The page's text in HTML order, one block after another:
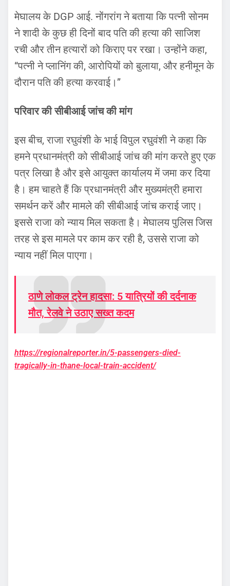
मेघालय के DGP आई. नोंगरांग ने बताया कि पत्नी सोनम
ने शादी के कुछ ही दिनों बाद पति की हत्या की साजिश
रची और तीन हत्यारों को किराए पर रखा। उन्होंने कहा,
“पत्नी ने प्लानिंग की, आरोपियों को बुलाया, और हनीमून के
दौरान पति की हत्या करवाई।”
परिवार की सीबीआई जांच की मांग
इस बीच, राजा रघुवंशी के भाई विपुल रघुवंशी ने कहा कि
हमने प्रधानमंत्री को सीबीआई जांच की मांग करते हुए एक
पत्र लिखा है और इसे आयुक्त कार्यालय में जमा कर दिया
है। हम चाहते हैं कि प्रधानमंत्री और मुख्यमंत्री हमारा
समर्थन करें और मामले की सीबीआई जांच कराई जाए।
इससे राजा को न्याय मिल सकता है। मेघालय पुलिस जिस
तरह से इस मामले पर काम कर रही है, उससे राजा को
न्याय नहीं मिल पाएगा।
ठाणे लोकल ट्रेन हादसा: 5 यात्रियों की दर्दनाक
मौत, रेलवे ने उठाए सख्त कदम
https://regionalreporter.in/5-passengers-died-
tragically-in-thane-local-train-accident/